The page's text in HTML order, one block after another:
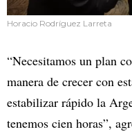
Horacio Rodríguez Larreta
“Necesitamos un plan
manera de crecer con
estabilizar rápido la
tenemos cien horas”,